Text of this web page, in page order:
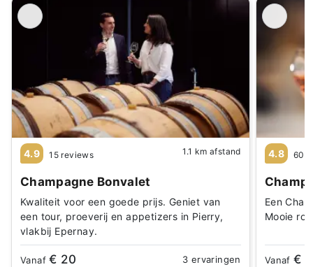
4.9 15 reviews 1.1 km afstand
Champagne Bonvalet
Kwaliteit voor een goede prijs. Geniet van
een tour, proeverij en appetizers in Pierry,
vlakbij Epernay.
Vanaf€ 20 3 ervaringen
4.8 607
Een
Mooie
Vanaf€